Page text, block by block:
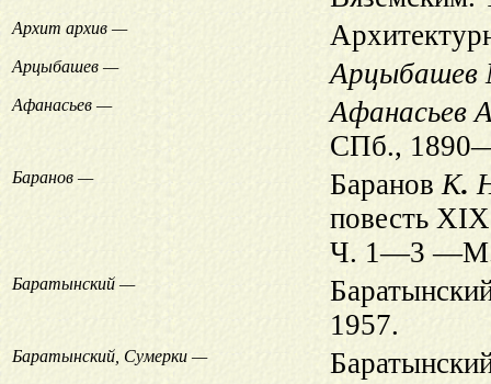
Архит архив —
Арцыбашев — Арцыбашев
Афанасьев —
Афанасьев
СПб.,
Баранов — Баранов К.
повесть
Ч. 1—3
Баратынский —
1957.
Баратынский, Сумерки —